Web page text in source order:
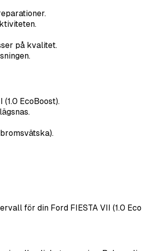
på kvalitet.
EcoBoost).
för din Ford FIESTA VII (1.0